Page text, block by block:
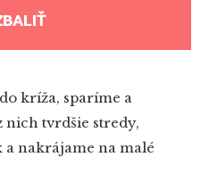
kríža, sparíme a
nich tvrdšie stredy,
nakrájame na malé